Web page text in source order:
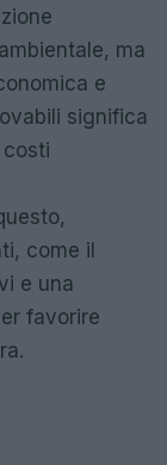
ma
e
significa
come il
e una
favorire